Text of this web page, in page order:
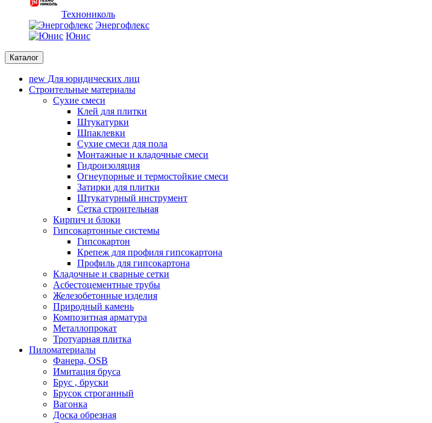
Технониколь
Энергофлекс
Юнис
Каталог
new Для юридических лиц
Строительные материалы
Сухие смеси
Клей для плитки
Штукатурки
Шпаклевки
Сухие смеси для пола
Монтажные и кладочные смеси
Гидроизоляция
Oгнеупорные и термостойкие смеси
Затирки для плитки
Штукатурный инструмент
Cетка строительная
Кирпич и блоки
Гипсокартонные системы
Гипсокартон
Крепеж для профиля гипсокартона
Профиль для гипсокартона
Кладочные и сварные сетки
Асбестоцементные трубы
Железобетонные изделия
Природный камень
Композитная арматура
Металлопрокат
Тротуарная плитка
Пиломатериалы
Фанера, OSB
Имитация бруса
Брус , бруски
Брусок строганный
Вагонка
Доска обрезная